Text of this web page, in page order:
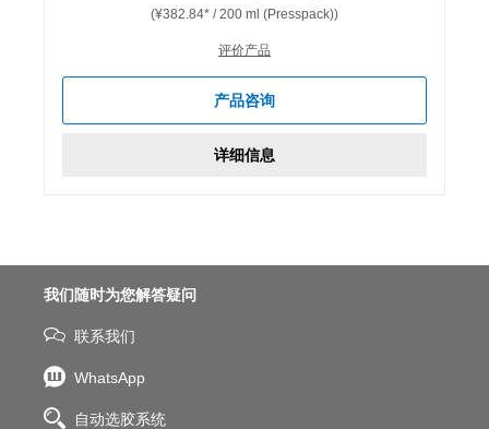
(¥382.84* / 200 ml (Presspack))
评价产品
产品咨询
详细信息
我们随时为您解答疑问
联系我们
WhatsApp
自动选胶系统